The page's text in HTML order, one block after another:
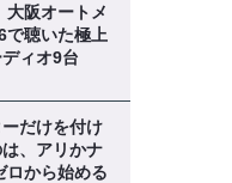
大阪オートメ
で聴いた極上
ィオ9台
だけを付け
、アリかナ
ロから始める